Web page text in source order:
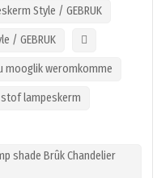
Style / GEBRUK
/ GEBRUK 
mooglik weromkomme
lampeskerm
shade Brûk Chandelier